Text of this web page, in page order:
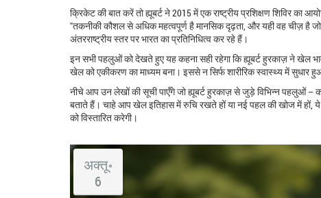
क्रिके‍ट की बात करें तो ह्यूबर्ट ने 2015 में एक राष्ट्रीय प्रशिक्षण शिविर
"तकनीकी कौशल से अधिक महत्वपूर्ण है मानसिक दृढ़ता, और यही वह चीज़ है
अंतरराष्ट्रीय स्तर पर भारत का प्रतिनिधित्व कर रहे हैं।
इन सभी पहलुओं को देखते हुए यह कहना सही रहेगा कि ह्यूबर्ट हुरकाज़ नेखेल
खेल को एकीकरण का माध्यम बना। इससे न सिर्फ शारीरिक स्वास्थ्य में सुधार
नीचे आप उन लेखों की सूची पाएँगे जो ह्यूबर्ट हुरकाज़ से जुड़े विभिन्न पहलुओं
बताते हैं। चाहे आप खेल इतिहास में रुचि रखते हों या नई पहल की खोज में हों, ये
को विस्तारित करेगी।
अक्तू॰
6